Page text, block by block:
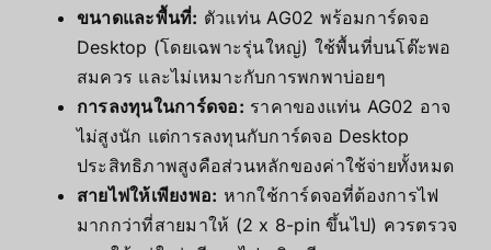
ขนาดและพื้นที่: ตัวแท่น AG02 พร้อมการ์ดจอ
Desktop (โดยเฉพาะรุ่นใหญ่) ใช้พื้นที่บนโต๊ะพอ
สมควร และไม่เหมาะกับการพกพาบ่อยๆ
การลงทุนในการ์ดจอ: ราคาของแท่น AG02 อาจ
ไม่สูงนัก แต่การลงทุนกับการ์ดจอ Desktop
ประสิทธิภาพสูงคือส่วนหลักของค่าใช้จ่ายทั้งหมด
สายไฟให้เพียงพอ: หากใช้การ์ดจอที่ต้องการไฟ
มากกว่าที่สายมาให้ (2 x 8-pin ขึ้นไป) ควรตรวจ